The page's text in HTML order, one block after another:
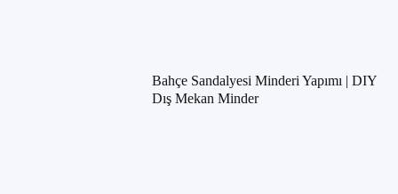
Bahçe Sandalyesi Minderi Yapımı | DIY
Dış Mekan Minder